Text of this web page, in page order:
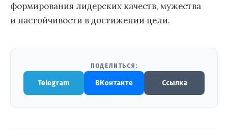
формирования лидерских качеств, мужества
и настойчивости в достижении цели.
ПОДЕЛИТЬСЯ:
Telegram ВКонтакте Ссылка